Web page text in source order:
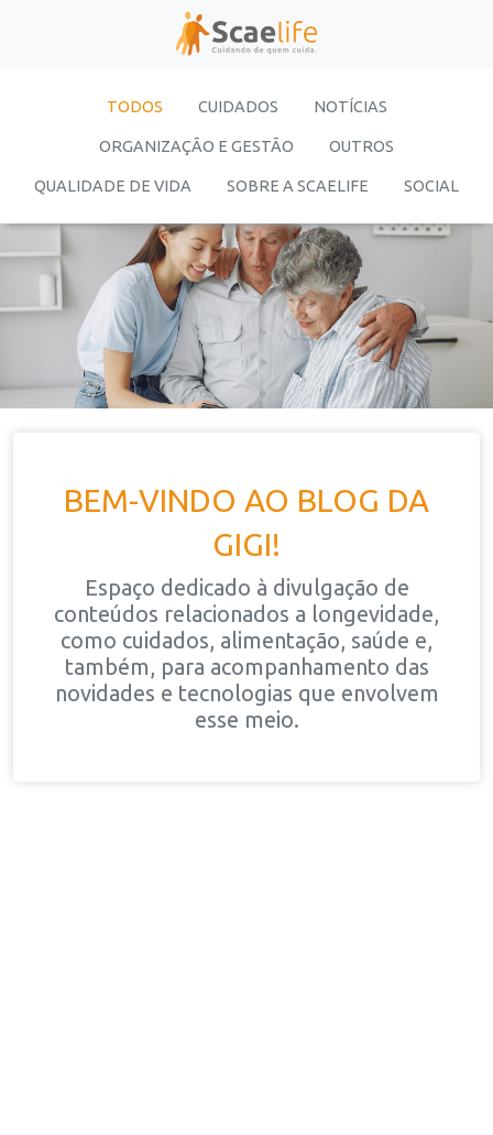
TODOS CUIDADOS NOTÍCIAS
ORGANIZAÇÃO E GESTÃO OUTROS
QUALIDADE DE VIDA SOBRE A SCAELIFE SOCIAL
BEM-VINDO AO BLOG DA
GIGI!
Espaço dedicado à divulgação de
conteúdos relacionados a longevidade,
como cuidados, alimentação, saúde e,
também, para acompanhamento das
novidades e tecnologias que envolvem
esse meio.